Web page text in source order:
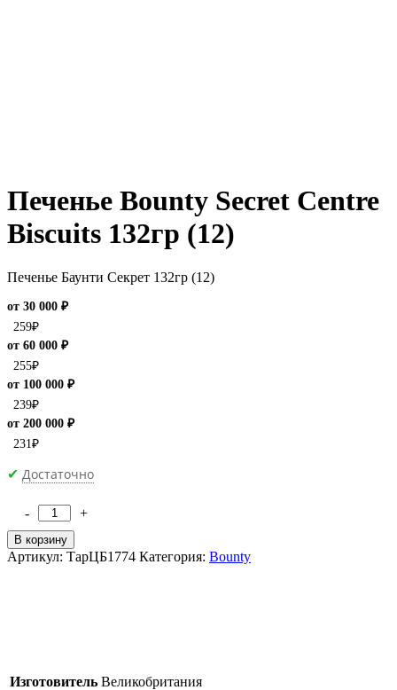
Печенье Bounty Secret Centre
Biscuits 132гр (12)
Печенье Баунти Секрет 132гр (12)
от 30 000 ₽
259₽
от 60 000 ₽
255₽
от 100 000 ₽
239₽
от 200 000 ₽
231 ₽
✔ Достаточно
Количество
товара
Печенье
Bounty
- +
В корзину
Артикул: ТарЦБ1774 Категория: Bounty
Изготовитель Великобритания